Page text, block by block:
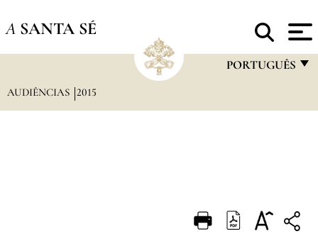
A SANTA SÉ
PORTUGUÊS
DEUTSCH
AUDIÊNCIAS 2015